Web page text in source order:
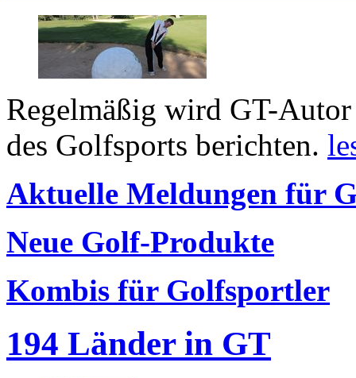
Regelmäßig wird GT-
des Golfsports berichten.
Aktuelle Meldungen für
Neue Golf-Produkte
Kombis für Golfsportler
194 Länder in GT